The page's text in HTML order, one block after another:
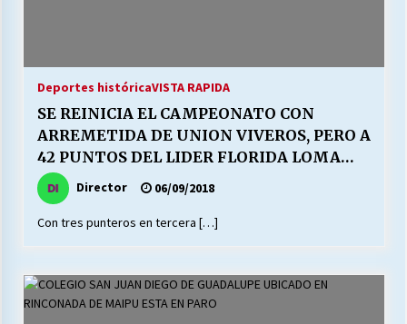
Deportes históricaVISTA RAPIDA
SE REINICIA EL CAMPEONATO CON
ARREMETIDA DE UNION VIVEROS, PERO A
42 PUNTOS DEL LIDER FLORIDA LOMA
BLANCADirector 06/09/2018
Con tres punteros en tercera […]